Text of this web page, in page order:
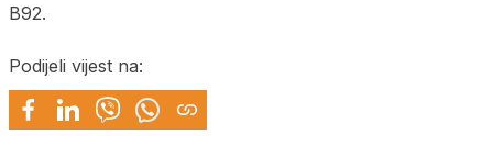
B92.
Podijeli vijest na: